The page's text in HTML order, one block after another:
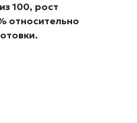
100, рост
относительно